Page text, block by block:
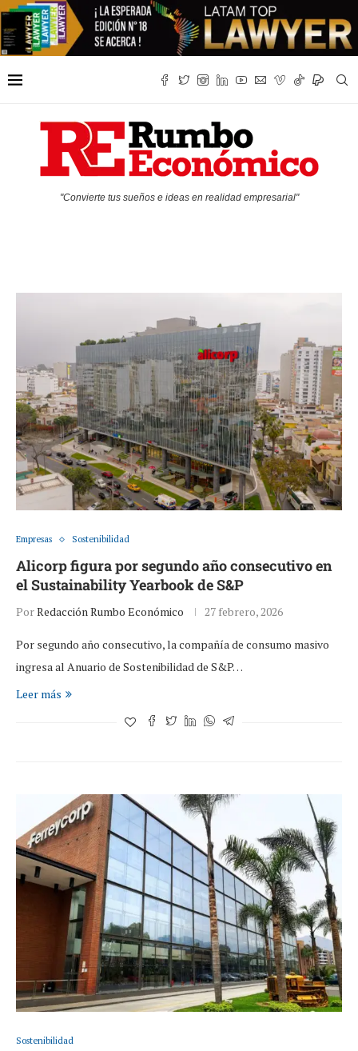
"Convierte tus sueños e ideas en realidad empresarial"
Empresas Sostenibilidad
Alicorp figura por segundo año consecutivo en
el Sustainability Yearbook de S&P
PorRedacción Rumbo Económico 27 febrero, 2026
Por segundo año consecutivo, la compañía de consumo masivo
ingresa al Anuario de Sostenibilidad de S&P…
Leer más
Sostenibilidad